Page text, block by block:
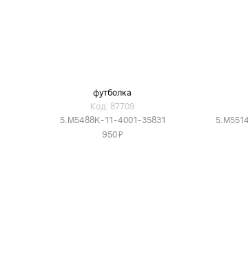
футболка
Код: 87709
5.M5488K-11-4001-35831
950Я